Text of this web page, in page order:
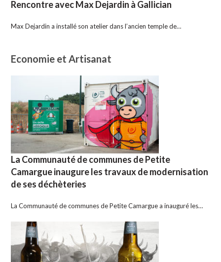
Rencontre avec Max Dejardin à Gallician
Max Dejardin a installé son atelier dans l’ancien temple de…
Economie et Artisanat
La Communauté de communes de Petite
Camargue inaugure les travaux de modernisation
de ses déchèteries
La Communauté de communes de Petite Camargue a inauguré les…